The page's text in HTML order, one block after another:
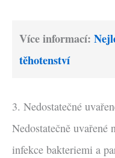
Více informací:
těhotenství
3. Nedostatečné
Nedostatečně uvařené
infekce bakteriemi a